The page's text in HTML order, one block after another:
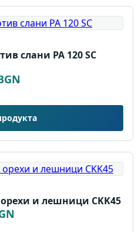
слани PA 120 SC
и лешници CKK45